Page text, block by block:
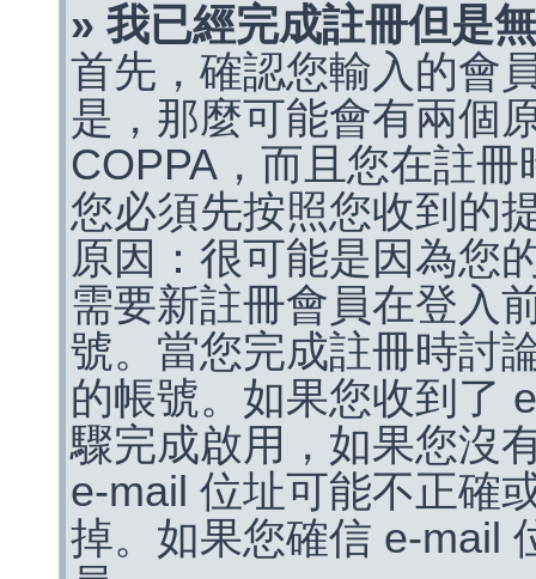
» 我已經完成註冊但是
首先，確認您輸入的會
是，那麼可能會有兩個
COPPA，而且您在註
您必須先按照您收到的
原因：很可能是因為您
需要新註冊會員在登入
號。當您完成註冊時討
的帳號。如果您收到了
驟完成啟用，如果您沒
e-mail 位址可能不正確
掉。如果您確信 e-mail